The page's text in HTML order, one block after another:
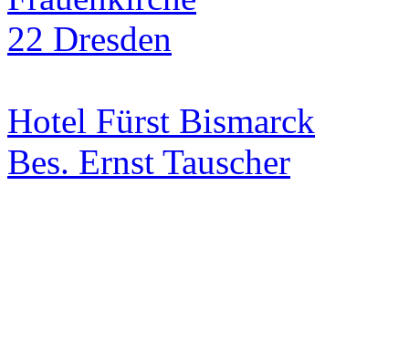
Hotel Fürst Bismarck
Bes. Ernst Tauscher